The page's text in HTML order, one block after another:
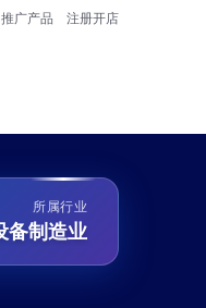
推广产品 注册开店
所属行业
备制造业